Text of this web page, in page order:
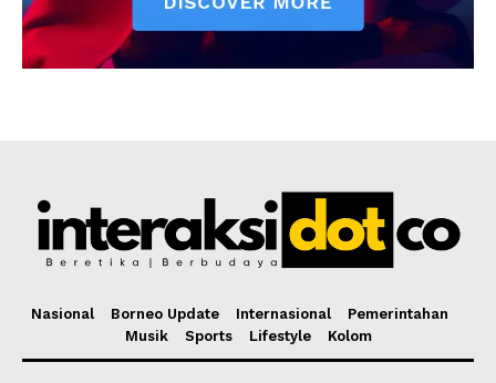
Nasional Borneo Update Internasional
Pemerintahan
Musik
Sports Lifestyle Kolom